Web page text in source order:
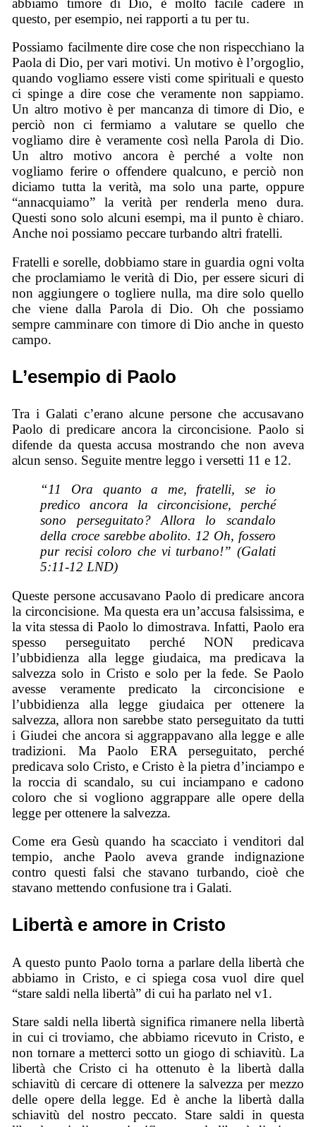
abbiamo timore di Dio, è molto facile cadere in
questo, per esempio, nei rapporti a tu per tu.
Possiamo facilmente dire cose che non rispecchiano la
Paola di Dio, per vari motivi. Un motivo è l’orgoglio,
quando vogliamo essere visti come spirituali e questo
ci spinge a dire cose che veramente non sappiamo.
Un altro motivo è per mancanza di timore di Dio, e
perciò non ci fermiamo a valutare se quello che
vogliamo dire è veramente così nella Parola di Dio.
Un altro motivo ancora è perché a volte non
vogliamo ferire o offendere qualcuno, e perciò non
diciamo tutta la verità, ma solo una parte, oppure
“annacquiamo” la verità per renderla meno dura.
Questi sono solo alcuni esempi, ma il punto è chiaro.
Anche noi possiamo peccare turbando altri fratelli.
Fratelli e sorelle, dobbiamo stare in guardia ogni volta
che proclamiamo le verità di Dio, per essere sicuri di
non aggiungere o togliere nulla, ma dire solo quello
che viene dalla Parola di Dio. Oh che possiamo
sempre camminare con timore di Dio anche in questo
campo.
L’esempio di Paolo
Tra i Galati c’erano alcune persone che accusavano
Paolo di predicare ancora la circoncisione. Paolo si
difende da questa accusa mostrando che non aveva
alcun senso. Seguite mentre leggo i versetti 11 e 12.
“11 Ora quanto a me, fratelli, se io
predico ancora la circoncisione, perché
sono perseguitato? Allora lo scandalo
della croce sarebbe abolito. 12 Oh, fossero
pur recisi coloro che vi turbano!” (Galati
5:11-12 LND)
Queste persone accusavano Paolo di predicare ancora
la circoncisione. Ma questa era un’accusa falsissima, e
la vita stessa di Paolo lo dimostrava. Infatti, Paolo era
spesso perseguitato perché NON predicava
l’ubbidienza alla legge giudaica, ma predicava la
salvezza solo in Cristo e solo per la fede. Se Paolo
avesse veramente predicato la circoncisione e
l’ubbidienza alla legge giudaica per ottenere la
salvezza, allora non sarebbe stato perseguitato da tutti
i Giudei che ancora si aggrappavano alla legge e alle
tradizioni. Ma Paolo ERA perseguitato, perché
predicava solo Cristo, e Cristo è la pietra d’inciampo e
la roccia di scandalo, su cui inciampano e cadono
coloro che si vogliono aggrappare alle opere della
legge per ottenere la salvezza.
Come era Gesù quando ha scacciato i venditori dal
tempio, anche Paolo aveva grande indignazione
contro questi falsi che stavano turbando, cioè che
stavano mettendo confusione tra i Galati.
Libertà e amore in Cristo
A questo punto Paolo torna a parlare della libertà che
abbiamo in Cristo, e ci spiega cosa vuol dire quel
“stare saldi nella libertà” di cui ha parlato nel v1.
Stare saldi nella libertà significa rimanere nella libertà
in cui ci troviamo, che abbiamo ricevuto in Cristo, e
non tornare a metterci sotto un giogo di schiavitù. La
libertà che Cristo ci ha ottenuto è la libertà dalla
schiavitù di cercare di ottenere la salvezza per mezzo
delle opere della legge. Ed è anche la libertà dalla
schiavitù del nostro peccato. Stare saldi in questa